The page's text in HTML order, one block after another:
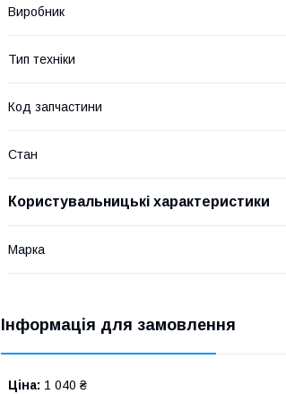
Виробник
Тип техніки
Код запчастини
Стан
Користувальницькі характеристики
Марка
Інформація для замовлення
Ціна: 1 040 ₴